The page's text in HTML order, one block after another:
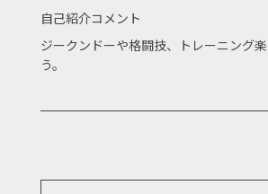
自己紹介コメント
ジークンドーや格闘技、トレーニング
う。